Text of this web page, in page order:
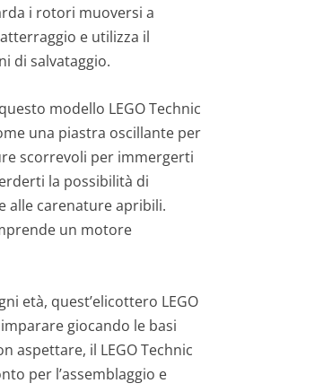
i rotori muoversi a
e utilizza il
di salvataggio.
modello LEGO Technic
una piastra oscillante per
scorrevoli per immergerti
la possibilità di
alle carenature apribili.
un motore
età, quest’elicottero LEGO
giocando le basi
aspettare, il LEGO Technic
per l’assemblaggio e